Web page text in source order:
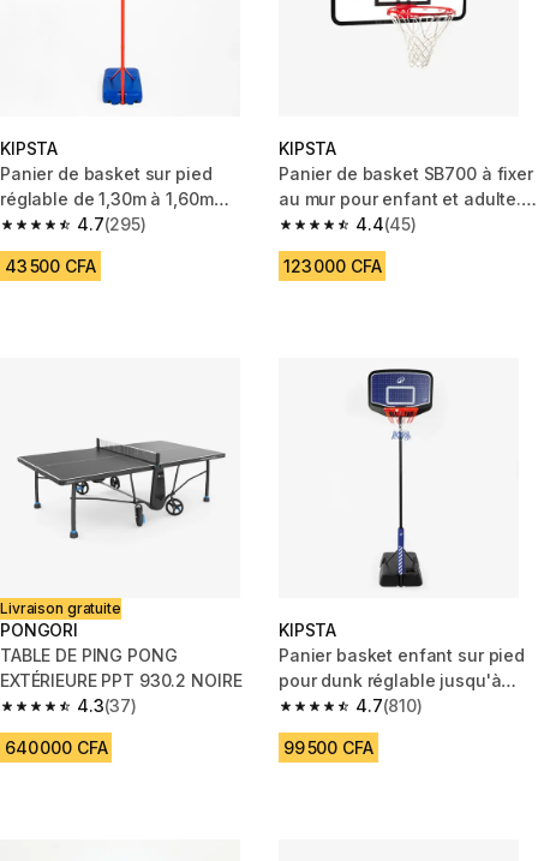
KIPSTA
Panier de basket sur pied
réglable de 1,30m à 1,60m
Enfant - K500 Aniball bleu
4.7
4.7 out of 5 stars from 295 reviews
(295)
43 500 CFA
KIPSTA
Panier de basket SB700 à fixer
au mur pour enfant et adulte.
Planche de qualité.
4.4
4.4 out of 5 stars from 45
(45)
123 000 CFA
Livraison gratuite
PONGORI
TABLE DE PING PONG
EXTÉRIEURE PPT 930.2 NOIRE
4.3
4.3 out of 5 stars from 37 reviews
(37)
640 000 CFA
KIPSTA
Panier basket enfant sur pied
pour dunk réglable jusqu'à
2m20, K900
4.7
4.7 out of 5 stars from 810
(810)
99 500 CFA